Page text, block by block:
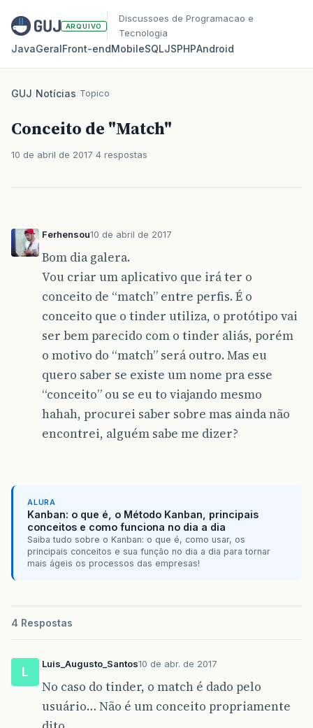
ARQUIVO
Discussoes de Programacao e
Tecnologia
JavaGeralFront‑endMobileSQLJSPHPAndroid
GUJ/Notícias/Topico
Conceito de "Match"
10 de abril de 2017 4 respostas
Ferhensou10 de abril de 2017
Bom dia galera.
Vou criar um aplicativo que irá ter o
conceito de “match” entre perfis. É o
conceito que o tinder utiliza, o protótipo vai
ser bem parecido com o tinder aliás, porém
o motivo do “match” será outro. Mas eu
quero saber se existe um nome pra esse
“conceito” ou se eu to viajando mesmo
hahah, procurei saber sobre mas ainda não
encontrei, alguém sabe me dizer?
ALURA
Kanban: o que é, o Método Kanban, principais
conceitos e como funciona no dia a dia
Saiba tudo sobre o Kanban: o que é, como usar, os
principais conceitos e sua função no dia a dia para tornar
mais ágeis os processos das empresas!
4 Respostas
L
Luis_Augusto_Santos10 de abr. de 2017
No caso do tinder, o match é dado pelo
usuário… Não é um conceito propriamente